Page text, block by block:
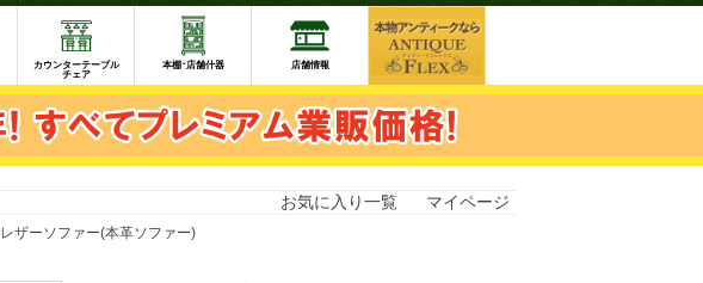
お気に入り一覧 マイページ
レザーソファー(本革ソファー)